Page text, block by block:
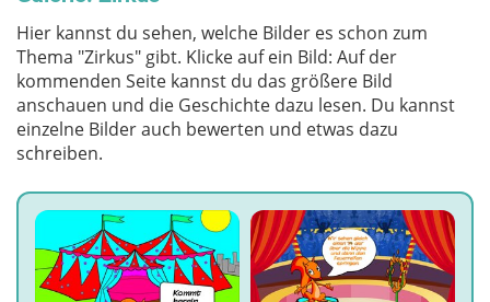
Hier kannst du sehen, welche Bilder es schon zum
Thema "Zirkus" gibt. Klicke auf ein Bild: Auf der
kommenden Seite kannst du das größere Bild
anschauen und die Geschichte dazu lesen. Du kannst
einzelne Bilder auch bewerten und etwas dazu
schreiben.